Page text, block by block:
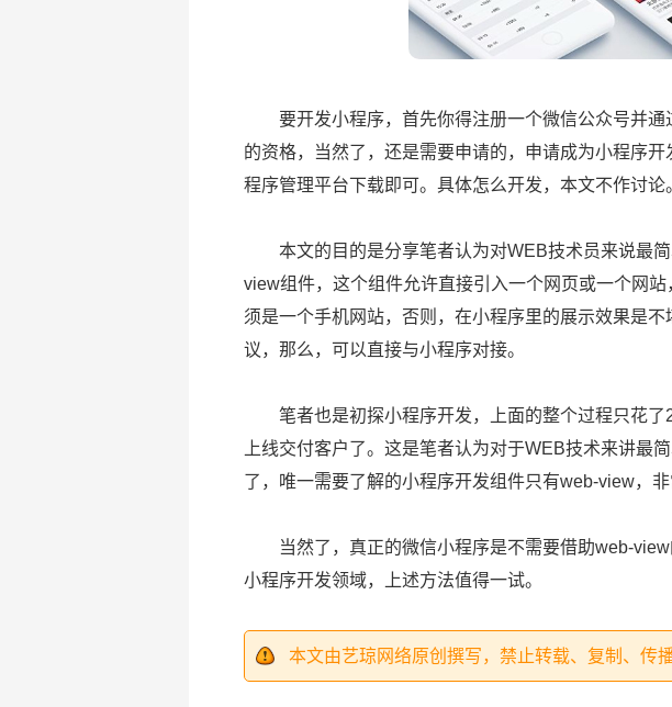
要开发小程序，首先你得注册一个微信公众号并通
的资格，当然了，还是需要申请的，申请成为小程序
程序管理平台下载即可。具体怎么开发，本文不作讨论
本文的目的是分享笔者认为对WEB技术员来说最简
view组件，这个组件允许直接引入一个网页或一个网
须是一个手机网站，否则，在小程序里的展示效果是
议，那么，可以直接与小程序对接。
笔者也是初探小程序开发，上面的整个过程只花了
上线交付客户了。这是笔者认为对于WEB技术来讲最
了，唯一需要了解的小程序开发组件只有web-view，非
当然了，真正的微信小程序是不需要借助web-view
小程序开发领域，上述方法值得一试。
本文由艺琼网络原创撰写，禁止转载、复制、传